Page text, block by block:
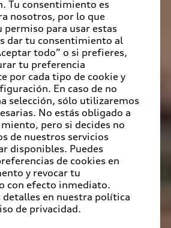
Tu consentimiento es
nosotros, por lo que
permiso para usar estas
dar tu consentimiento al
todo” o si prefieres,
tu preferencia
por cada tipo de cookie y
En caso de no
selección, sólo utilizaremos
No estás obligado a
pero si decides no
de nuestros servicios
disponibles. Puedes
de cookies en
y revocar tu
con efecto inmediato.
detalles en nuestra política
de privacidad.